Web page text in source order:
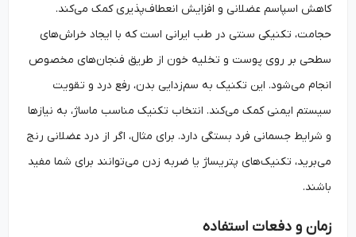
کاهش اسپاسم عضلانی و افزایش انعطاف‌پذیری کمک می‌کند.
حجامت، تکنیکی سنتی در طب ایرانی است که با ایجاد خراش‌های
سطحی بر روی پوست و تخلیه خون از طریق فنجان‌های مخصوص
انجام می‌شود. این تکنیک به سم‌زدایی بدن، رفع درد و تقویت
سیستم ایمنی کمک می‌کند. انتخاب تکنیک مناسب ماساژ، به نیازها
و شرایط جسمانی فرد بستگی دارد. برای مثال، اگر از درد عضلانی رنج
می‌برید، تکنیک‌های پتریساژ یا ضربه زدن می‌توانند برای شما مفید
باشند.
زمان و دفعات استفاده